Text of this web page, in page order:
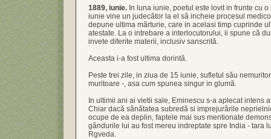
1889, iunie. In luna iunie, poetul este lovit in frunte cu
iunie vine un judecător la el să incheie procesul
depune ultima mărturie, care in acelasi timp cuprinde
atestate. La o intrebare a interlocutorului, ii spune că
invete diferite materii, inclusiv sanscrită.
Aceasta i-a fost ultima dorintă.
Peste trei zile, in ziua de 15 iunie, sufletul său
muritoare -, asa cum spunea singur in glumă.
In ultimii ani ai vietii sale, Eminescu s-a aplecat intens
Chiar dacă sănătatea subredă si imprejurările
ocupe de ea deplin, faptele mai sus mentionate
gândurile lui au fost mereu indreptate spre India - tara
Rgveda.